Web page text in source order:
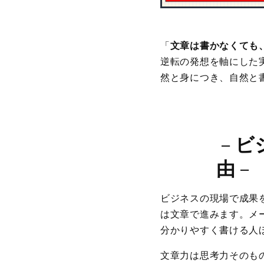
「 文章は書かなくても
逆転の発想を軸にした
然と身につき、自然と
－ ビ
由 －
ビジネスの現場で成
は文章で進みます。メ
分かりやすく書ける人
文章力は思考力そのも